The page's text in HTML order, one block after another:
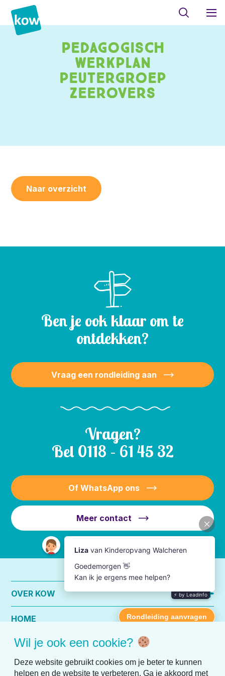
Pedagogisch
werkplan
peutergroep
Zeerovers
Naar overzicht
Ben je ook klaar om te
ontdekken?
Vraag een rondleiding aan
Vragen?
Bel 0118 – 61 45 32
Of WhatsApp ons
Meer contact
OVER KOW
HOME
PRAKTISCHE INFO
Wil je ook een cookie?
Deze website gebruikt cookies om je beter te kunnen
helpen en de website te verbeteren. Ga je akkoord met